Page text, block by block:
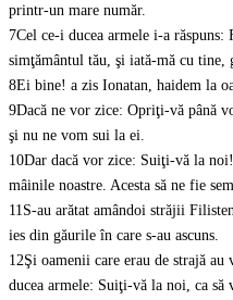
printr-un mare număr.
7Cel ce-i ducea armele i-a
simţământul tău, şi iată-mă cu tine,
8Ei bine! a zis Ionatan, haidem la
9Dacă ne vor zice: Opriţi-vă până
şi nu ne vom sui la ei.
10Dar dacă vor zice: Suiţi-vă la
mâinile noastre. Acesta să ne fie
11 S-au arătat amândoi străjii
ies din găurile în care s-au ascuns.
12Şi oamenii care erau de strajă
ducea armele: Suiţi-vă la noi, ca să